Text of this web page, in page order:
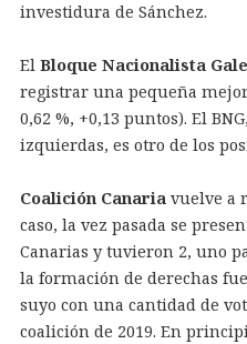
investidura de Sánchez.
El Bloque Nacionalista
registrar una pequeña
0,62 %, +0,13 puntos). El
izquierdas, es otro de los
Coalición Canariavuelve a
caso, la vez pasada se
Canarias y tuvieron 2, uno
la formación de derechas
suyo con una cantidad de
coalición de 2019. En